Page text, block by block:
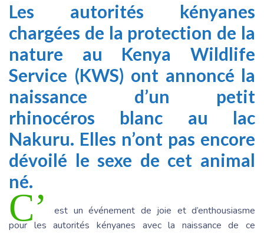
Les autorités kényanes
chargées de la protection de la
nature au Kenya Wildlife
Service (KWS) ont annoncé la
naissance d’un petit
rhinocéros blanc au lac
Nakuru. Elles n’ont pas encore
dévoilé le sexe de cet animal
né.
C’
est un événement de joie et d’enthousiasme
pour les autorités kényanes avec la naissance de ce